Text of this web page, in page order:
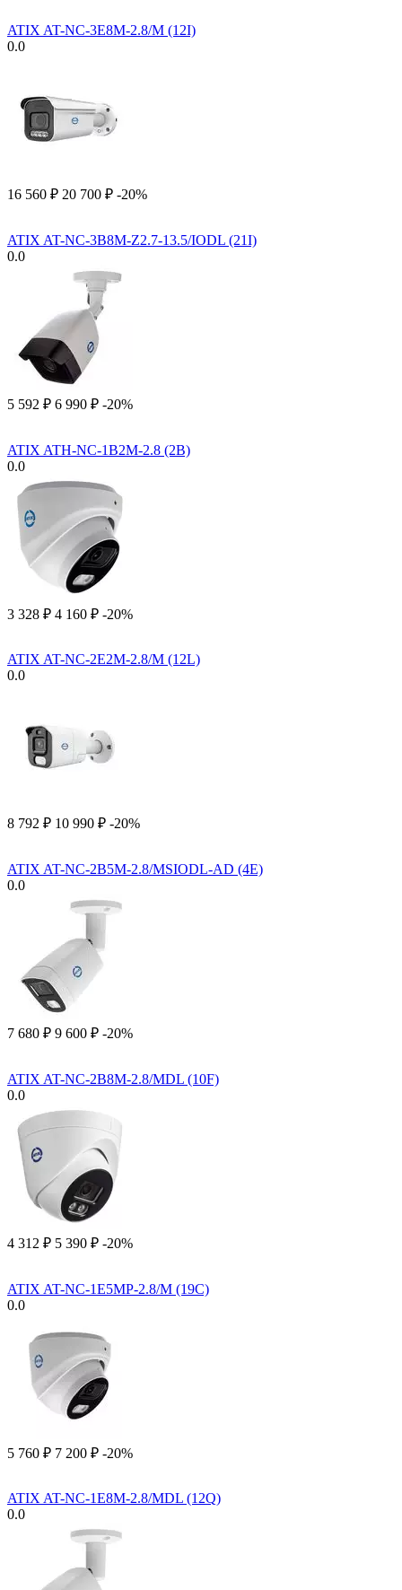
ATIX AT-NC-3E8M-2.8/M (12I)
0.0
16 560 ₽ 20 700 ₽ -20%
ATIX AT-NC-3B8M-Z2.7-13.5/IODL (21I)
0.0
5 592 ₽ 6 990 ₽ -20%
ATIX ATH-NC-1B2M-2.8 (2B)
0.0
3 328 ₽ 4 160 ₽ -20%
ATIX AT-NC-2E2M-2.8/M (12L)
0.0
8 792 ₽ 10 990 ₽ -20%
ATIX AT-NC-2B5M-2.8/MSIODL-AD (4E)
0.0
7 680 ₽ 9 600 ₽ -20%
ATIX AT-NC-2B8M-2.8/MDL (10F)
0.0
4 312 ₽ 5 390 ₽ -20%
ATIX AT-NC-1E5MP-2.8/M (19C)
0.0
5 760 ₽ 7 200 ₽ -20%
ATIX AT-NC-1E8M-2.8/MDL (12Q)
0.0